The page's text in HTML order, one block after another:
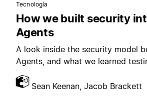
Tecnología
How we built security
Agents
A look inside the security model
Agents, and what we learned
Sean Keenan, Jacob Brackett